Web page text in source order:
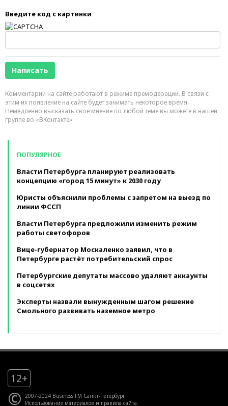
Введите код с картинки
Комментарии на сайте работают в режиме премодерации. В связи с
этим их появление на сайте будет занимать некоторое время.
Немедленно высказать свое мнение по любой теме вы можете в нашей
группе во «ВКонтакте»
ПОПУЛЯРНОЕ
Власти Петербурга планируют реализовать
концепцию «город 15 минут» к 2030 году
Юристы объяснили проблемы с запретом на выезд по
линии ФССП
Власти Петербурга предложили изменить режим
работы светофоров
Вице-губернатор Москаленко заявил, что в
Петербурге растёт потребительский спрос
Петербургские депутаты массово удаляют аккаунты
в соцсетях
Эксперты назвали вынужденным шагом решение
Смольного развивать наземное метро
12+
© 2007-2024 Business FM Санкт-Петербург.
Использование материалов и правила сайта.